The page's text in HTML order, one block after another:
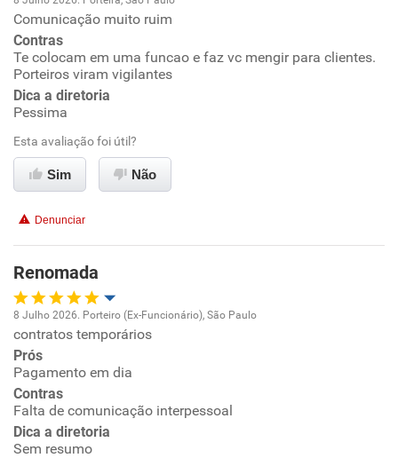
Oportunidade de promoção
Ambiente de trabalho
Conciliação com a vida familiar
Benefícios
Recomenda a diretoria
Comunicação muito ruim
Contras
Te colocam em uma funcao e faz vc mengir para clientes.
Porteiros viram vigilantes
Dica a diretoria
Pessima
Esta avaliação foi útil?
Sim Não
Denunciar
Renomada
Oportunidade de promoção
Ambiente de trabalho
Conciliação com a vida familiar
8 Julho 2026. Porteiro (Ex-Funcionário), São Paulo
contratos temporários
Prós
Pagamento em dia
Contras
Falta de comunicação interpessoal
Dica a diretoria
Sem resumo